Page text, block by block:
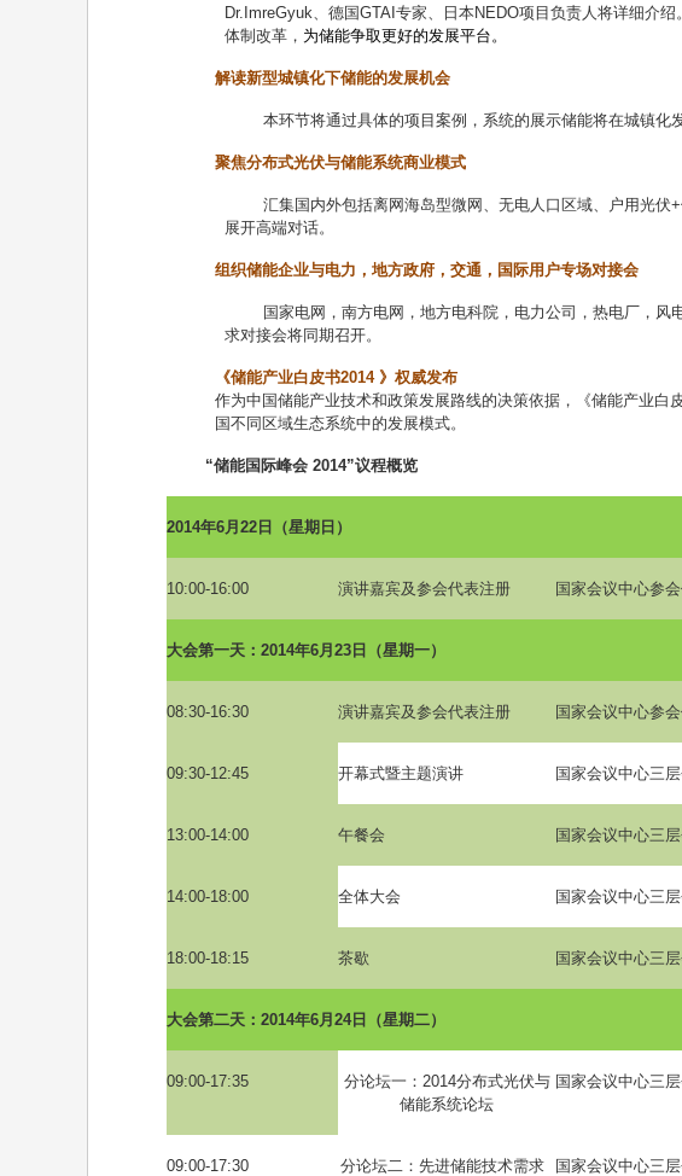
Dr.ImreGyuk、德国GTAI 专家、日本NEDO项目负责人将详细介绍。
体制改革， 为储能争取更好的发展平台。
解读新型城镇化下储能的发展机会
本环节将通过具体的项目案例，系统的展示储能将在城镇化
聚焦分布式光伏与储能系统商业模式
汇集国内外包括离网海岛型微网、无电人口区域、户用光伏+
展开高端对话。
组织储能企业与电力，地方政府，交通，国际用户专场对接会
国家电网，南方电网，地方电科院，电力公司，热电厂，
求对接会将同期召开。
《储能产业白皮书2014 》权威发布
作为中国储能产业技术和政策发展路线的决策依据，《储能产业白
国不同区域生态系统中的发展模式。
“储能国际峰会 2014”议程概览
2014年6月 22 日（星期日）
10:00-16:00 演讲嘉宾及参会代表注册 国家会议中心参
大会第一天： 2014年6月 23 日（星期一）
08:30-16:30 演讲嘉宾及参会代表注册 国家会议中心参
09:30-12:45 开幕式暨主题演讲 国家会议中心三
13:00-14:00 午餐会 国家会议中心三
14:00-18:00 全体大会 国家会议中心三
18:00-18:15 茶歇 国家会议中心三
大会第二天： 2014年6月 24日（星期二）
09:00-17:35 分论坛一： 2014分布式光伏与
储能系统论坛
国家会议中心三
09:00-17:30
分论坛二：先进储能技术需求
国家会议中心三